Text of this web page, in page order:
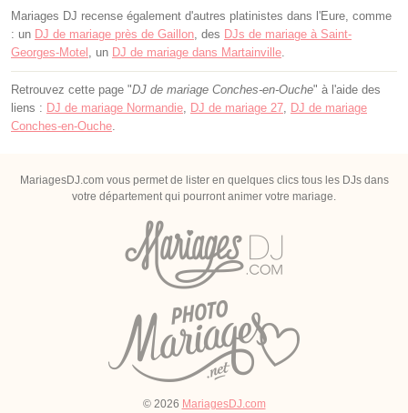
Mariages DJ recense également d'autres platinistes dans l'Eure, comme
: un DJ de mariage près de Gaillon , des DJs de mariage à Saint-
Georges-Motel
, un DJ de mariage dans Martainville
Retrouvez cette page "DJ de mariage Conches-en-Ouche" à l'aide des
liens : DJ de mariage Normandie DJ de mariage 27
DJ de mariage
Conches-en-Ouche
MariagesDJ.com vous permet de lister en quelques clics tous les DJs dans
votre département qui pourront animer votre mariage.
© 2026 MariagesDJ.com